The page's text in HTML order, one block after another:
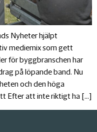
Nyheter hjälpt
mediemix som gett
för byggbranschen har
på löpande band. Nu
och den höga
Efter att inte riktigt ha […]